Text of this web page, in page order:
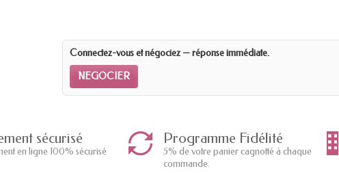
Connectez-vous et négociez — réponse immédiate.
NEGOCIER
sécurisé
en ligne 100% sécurisé
Programme Fidélité
5% de votre panier cagnotté à chaque
commande.